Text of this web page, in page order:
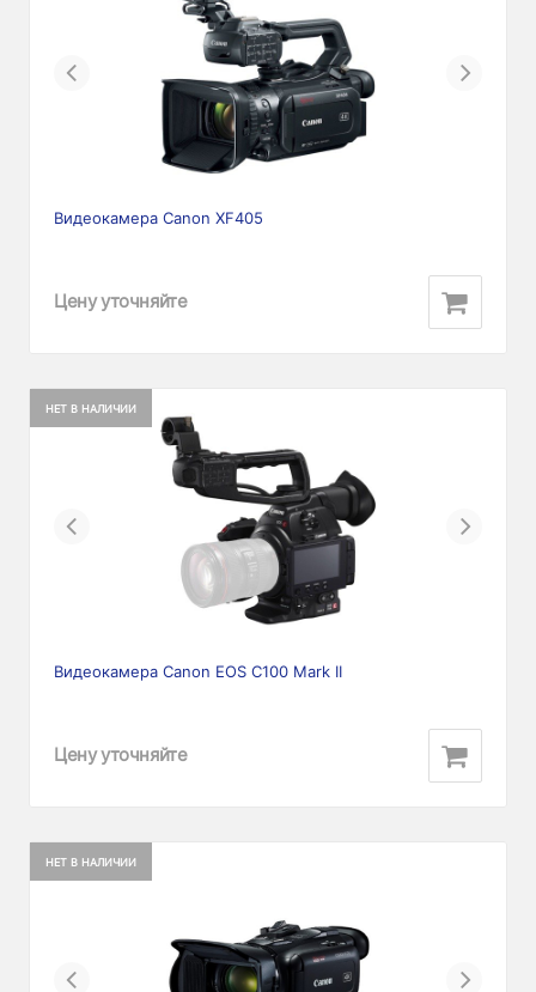
Previous Next
Видеокамера Canon XF405
Цену уточняйте
НЕТ В НАЛИЧИИ
Previous Next
Видеокамера Canon EOS C100 Mark II
Цену уточняйте
НЕТ В НАЛИЧИИ
Previous Next